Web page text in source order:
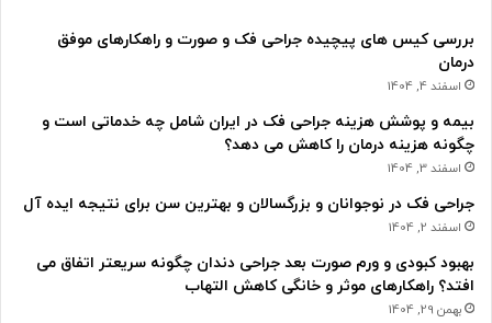
بررسی کیس های پیچیده جراحی فک و صورت و راهکارهای موفق
درمان
اسفند 4, 1404
بیمه و پوشش هزینه جراحی فک در ایران شامل چه خدماتی است و
چگونه هزینه درمان را کاهش می دهد؟
اسفند 3, 1404
جراحی فک در نوجوانان و بزرگسالان و بهترین سن برای نتیجه ایده آل
اسفند 2, 1404
بهبود کبودی و ورم صورت بعد جراحی دندان چگونه سریعتر اتفاق می
افتد؟ راهکارهای موثر و خانگی کاهش التهاب
بهمن 29, 1404